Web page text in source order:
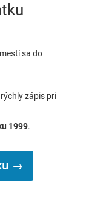
sa do
zápis pri
1999.
→